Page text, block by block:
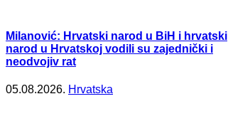
Milanović: Hrvatski narod u BiH i hrvatski
narod u Hrvatskoj vodili su zajednički i
neodvojiv rat
05.08.2026. Hrvatska